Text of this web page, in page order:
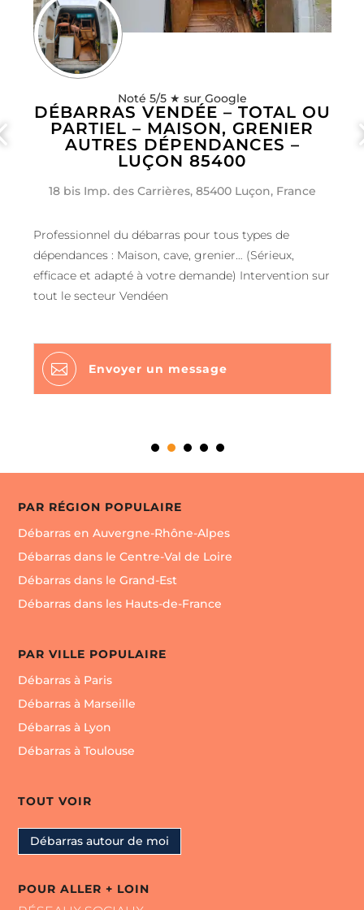
Noté 5/5 ★ sur Google
DÉBARRAS VENDÉE – TOTAL OU
PARTIEL – MAISON, GRENIER
AUTRES DÉPENDANCES –
LUÇON 85400
18 bis Imp. des Carrières, 85400 Luçon, France
Professionnel du débarras pour tous types de
dépendances : Maison, cave, grenier… (Sérieux,
efficace et adapté à votre demande) Intervention sur
tout le secteur Vendéen
 Envoyer un message
PAR RÉGION POPULAIRE
Débarras en Auvergne-Rhône-Alpes
Débarras dans le Centre-Val de Loire
Débarras dans le Grand-Est
Débarras dans les Hauts-de-France
PAR VILLE POPULAIRE
Débarras à Paris
Débarras à Marseille
Débarras à Lyon
Débarras à Toulouse
TOUT VOIR
Débarras autour de moi
POUR ALLER + LOIN